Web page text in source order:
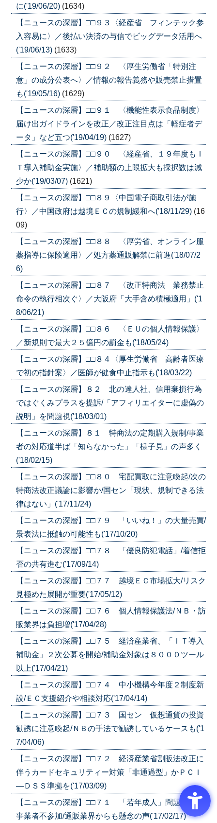
に('19/06/20) (1634)
【ニュースの深層】□□９３〈経産省 フィンテック参
入容易に〉／後払い決済の与信でビッグデータ活用へ
('19/06/13) (1633)
【ニュースの深層】□□９２ 〈厚生労働省「特別注
意」の成分公表へ〉／情報の報告義務や販売禁止措置
も('19/05/16) (1629)
【ニュースの深層】□□９１ 〈機能性表示食品制度〉
届け出ガイドラインを改正／改正注目点は「軽症者デ
ータ」など五つ('19/04/19) (1627)
【ニュースの深層】□□９０ 〈経産省、１９年度もＩ
Ｔ導入補助金実施〉／補助額の上限拡大も採択数は減
少か('19/03/07) (1621)
【ニュースの深層】□□８９〈中国電子商取引法が施
行〉／中国政府は越境ＥＣの規制緩和へ('18/11/29) (16
09)
【ニュースの深層】□□８８ 〈厚労省、オンライン服
薬指導に保険適用〉／処方薬通販解禁に前進('18/07/2
6)
【ニュースの深層】□□８７ 〈改正特商法 業務禁止
命令の執行相次ぐ〉／大阪府「大手含め積極適用」('1
8/06/21)
【ニュースの深層】□□８６ 〈ＥＵの個人情報保護〉
／新規則で最大２５億円の罰金も('18/05/24)
【ニュースの深層】□□８４〈厚生労働省 高齢者医療
で初の指針案〉／医師が健食中止指示も('18/03/22)
【ニュースの深層】８２ 北の達人社、信用棄損行為
ではぐくみプラスを提訴/「アフィリエイターに虚偽の
説明」を問題視('18/03/01)
【ニュースの深層】８１ 特商法の定期購入規制/事業
者の対応道半ば「知らなかった」「様子見」の声多く
('18/02/15)
【ニュースの深層】□□８０ 宅配買取に注意喚起/次の
特商法改正議論に影響か/国セン「現状、規制できる法
律はない」('17/11/24)
【ニュースの深層】□□７９ 「いいね！」の大量売買/
景表法に抵触の可能性も('17/10/20)
【ニュースの深層】□□７８ 「優良防犯電話」/着信拒
否の共有進む('17/09/14)
【ニュースの深層】□□７７ 越境ＥＣ市場拡大/リスク
見極めた展開が重要('17/05/12)
【ニュースの深層】□□７６ 個人情報保護法/ＮＢ・訪
販業界は負担増('17/04/28)
【ニュースの深層】□□７５ 経済産業省、「ＩＴ導入
補助金」２次公募を開始/補助金対象は８０００ツール
以上('17/04/21)
【ニュースの深層】□□７４ 中小機構今年度２制度新
設/ＥＣ支援紹介や相談対応('17/04/14)
【ニュースの深層】□□７３ 国セン 仮想通貨の投資
勧誘に注意喚起/ＮＢの手法で勧誘しているケースも('1
7/04/06)
【ニュースの深層】□□７２ 経済産業省割販法改正に
伴うカードセキュリティー対策「非通過型」かＰＣＩ
―ＤＳＳ準拠を('17/03/09)
【ニュースの深層】□□７１ 「若年成人」問題/議論に
事業者不参加/通販業界からも懸念の声('17/02/17)